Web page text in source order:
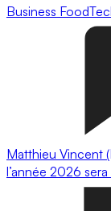
Business
Matthieu Vincent
l’année 2026